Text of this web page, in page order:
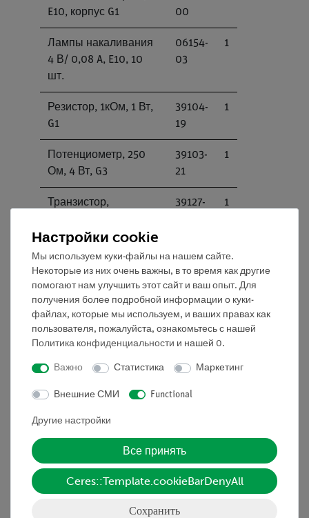
E10, корпус G1
00
Лампы накаливания
4 В/ 0,08 A, E10, 10
шт.
06154-
03
1
Резистор, 1кОм, 1 Вт,
G1
39104-
19
1
Потенциометр, 250
Ом, 4 Вт, G3
39103-
21
1
Транзистор,
G3
39127-
1
Блок
электропроводки, G1
39120-
00
6
Соединительный
проводник, 19 A, 25
см, красный
07313-
01
1
проводник,19 A, 25 см,
04
см, красный
Соединительный
07314-
Настройки cookie
Мы используем куки-файлы на нашем сайте.
Некоторые из них очень важны, в то время как другие
помогают нам улучшить этот сайт и ваш опыт. Для
получения более подробной информации о куки-
файлах, которые мы используем, и ваших правах как
пользователя, пожалуйста, ознакомьтесь с нашей
Политика конфиденциальности и нашей 0.
Важно Статистика Маркетинг
Внешние СМИ Functional
Другие настройки
Все принять
Ceres::Template.cookieBarDenyAll
Сохранить